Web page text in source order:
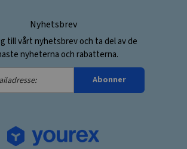
Nyhetsbrev
till vårt nyhetsbrev och ta del av de
nyheterna och rabatterna.
Abonner